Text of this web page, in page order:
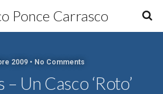
Ponce Carrasco
2009 • No Comments
Un Casco ‘roto’